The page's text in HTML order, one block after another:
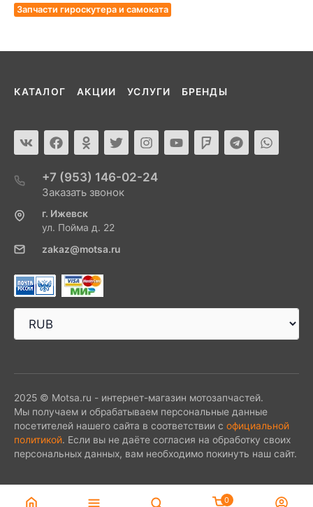
Запчасти гироскутера и самоката
КАТАЛОГ АКЦИИ УСЛУГИ БРЕНДЫ
+7 (953) 146-02-24
Заказать звонок
г. Ижевск
ул. Пойма д. 22
zakaz@motsa.ru
2025 © Motsa.ru - интернет-магазин мотозапчастей.
Мы получаем и обрабатываем персональные данные
посетителей нашего сайта в соответствии с официальной
политикой. Если вы не даёте согласия на обработку своих
персональных данных, вам необходимо покинуть наш сайт.
0